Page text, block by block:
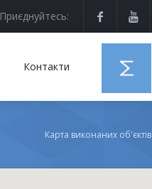
Приєднуйтесь:
Контакти
Карта виконаних об'єктів